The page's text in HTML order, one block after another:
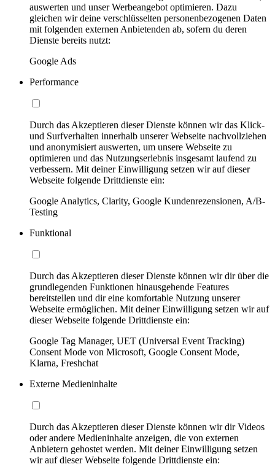
auswerten und unser Werbeangebot optimieren. Dazu
gleichen wir deine verschlüsselten personenbezogenen Daten
mit folgenden externen Anbietenden ab, sofern du deren
Dienste bereits nutzt:
Google Ads
Performance
Durch das Akzeptieren dieser Dienste können wir das Klick-
und Surfverhalten innerhalb unserer Webseite nachvollziehen
und anonymisiert auswerten, um unsere Webseite zu
optimieren und das Nutzungserlebnis insgesamt laufend zu
verbessern. Mit deiner Einwilligung setzen wir auf dieser
Webseite folgende Drittdienste ein:
Google Analytics, Clarity, Google Kundenrezensionen, A/B-
Testing
Funktional
Durch das Akzeptieren dieser Dienste können wir dir über die
grundlegenden Funktionen hinausgehende Features
bereitstellen und dir eine komfortable Nutzung unserer
Webseite ermöglichen. Mit deiner Einwilligung setzen wir auf
dieser Webseite folgende Drittdienste ein:
Google Tag Manager, UET (Universal Event Tracking)
Consent Mode von Microsoft, Google Consent Mode,
Klarna, Freshchat
Externe Medieninhalte
Durch das Akzeptieren dieser Dienste können wir dir Videos
oder andere Medieninhalte anzeigen, die von externen
Anbietern gehostet werden. Mit deiner Einwilligung setzen
wir auf dieser Webseite folgende Drittdienste ein: